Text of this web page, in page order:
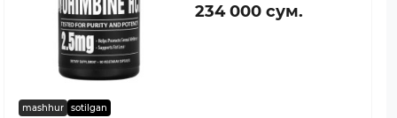
mashhur sotilgan
234 000 сум.